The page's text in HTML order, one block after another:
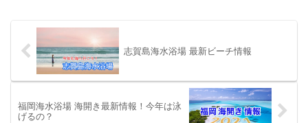
志賀島海水浴場 最新ビーチ情報
福岡海水浴場 海開き最新情報！今年は泳
げるの？